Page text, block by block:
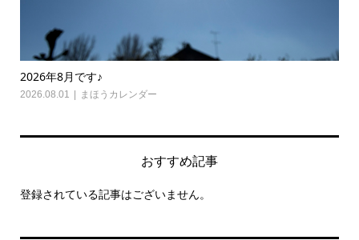
2026年8月です♪
2026.08.01 まほうカレンダー
おすすめ記事
登録されている記事はございません。